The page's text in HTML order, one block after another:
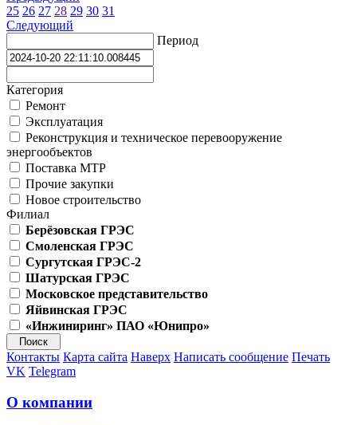
25 26 27 28 29 30 31
Следующий
Период
Категория
Ремонт
Эксплуатация
Реконструкция и техническое перевооружение
энергообъектов
Поставка МТР
Прочие закупки
Новое строительство
Филиал
Берёзовская ГРЭС
Смоленская ГРЭС
Сургутская ГРЭС-2
Шатурская ГРЭС
Московское представительство
Яйвинская ГРЭС
«Инжиниринг» ПАО «Юнипро»
Контакты Карта сайта Наверх Написать сообщение Печать
VK Telegram
О компании